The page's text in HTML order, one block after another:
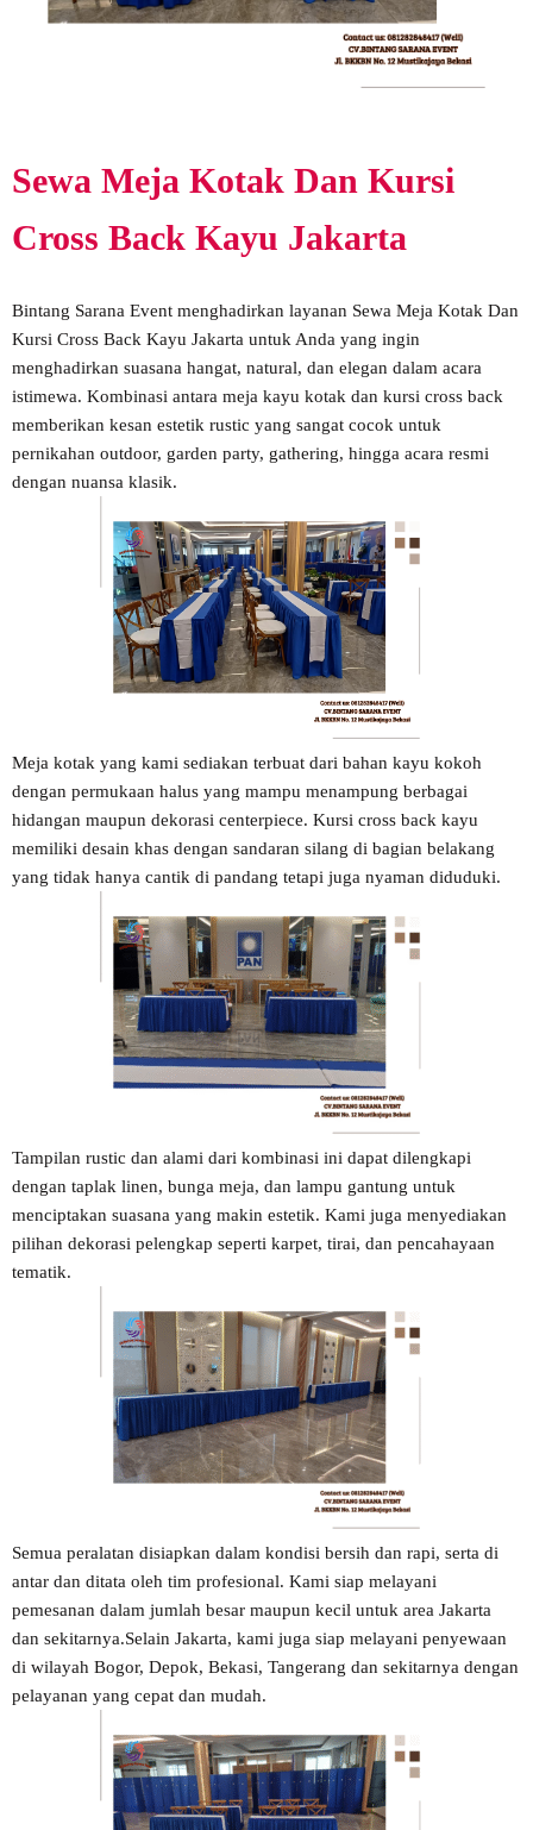
Sewa Meja Kotak Dan Kursi
Cross Back Kayu Jakarta
Bintang Sarana Event menghadirkan layanan Sewa Meja Kotak Dan
Kursi Cross Back Kayu Jakarta untuk Anda yang ingin
menghadirkan suasana hangat, natural, dan elegan dalam acara
istimewa. Kombinasi antara meja kayu kotak dan kursi cross back
memberikan kesan estetik rustic yang sangat cocok untuk
pernikahan outdoor, garden party, gathering, hingga acara resmi
dengan nuansa klasik.
Meja kotak yang kami sediakan terbuat dari bahan kayu kokoh
dengan permukaan halus yang mampu menampung berbagai
hidangan maupun dekorasi centerpiece. Kursi cross back kayu
memiliki desain khas dengan sandaran silang di bagian belakang
yang tidak hanya cantik di pandang tetapi juga nyaman diduduki.
Tampilan rustic dan alami dari kombinasi ini dapat dilengkapi
dengan taplak linen, bunga meja, dan lampu gantung untuk
menciptakan suasana yang makin estetik. Kami juga menyediakan
pilihan dekorasi pelengkap seperti karpet, tirai, dan pencahayaan
tematik.
Semua peralatan disiapkan dalam kondisi bersih dan rapi, serta di
antar dan ditata oleh tim profesional. Kami siap melayani
pemesanan dalam jumlah besar maupun kecil untuk area Jakarta
dan sekitarnya.Selain Jakarta, kami juga siap melayani penyewaan
di wilayah Bogor, Depok, Bekasi, Tangerang dan sekitarnya dengan
pelayanan yang cepat dan mudah.